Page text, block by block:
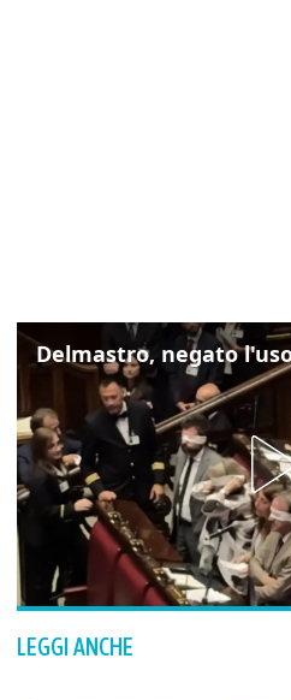
LEGGI ANCHE